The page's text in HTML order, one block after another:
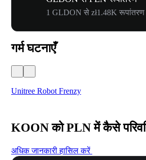
1 GLDON से zł1.48K रूपांतरण
गर्म घटनाएँ
Unitree Robot Frenzy
KOON को PLN में कैसे
अधिक जानकारी हासिल करें